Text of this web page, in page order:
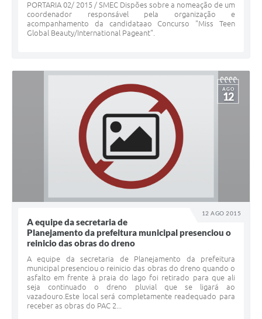
PORTARIA 02/ 2015 / SMEC Dispões sobre a nomeação de um
coordenador responsável pela organização e
acompanhamento da candidataao Concurso "Miss Teen
Global Beauty/International Pageant".
12 AGO 2015
AGO
12
A equipe da secretaria de
Planejamento da prefeitura municipal presenciou o
reinicio das obras do dreno
A equipe da secretaria de Planejamento da prefeitura
municipal presenciou o reinicio das obras do dreno quando o
asfalto em frente à praia do lago foi retirado para que ali
seja continuado o dreno pluvial que se ligará ao
vazadouro.Este local será completamente readequado para
receber as obras do PAC 2...